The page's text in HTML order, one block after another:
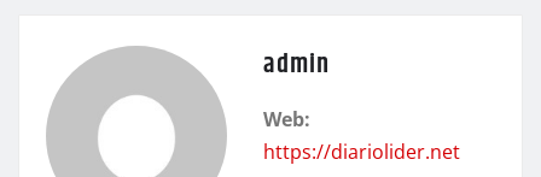
admin
Web:
https://diariolider.net